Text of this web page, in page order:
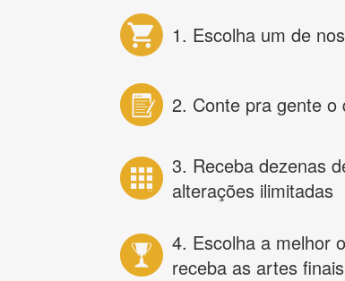
1. Escolha um de
2. Conte pra gente o
3. Receba dezenas
alterações ilimitadas
4. Escolha a melhor
receba as artes